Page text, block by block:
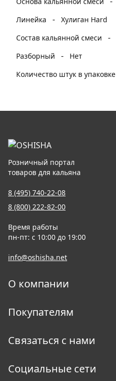
Линейка
- Хулиган Hard
Состав кальянной смеси
-
Разборный
-
Нет
Количество штук в упаковке
Розничный портал
товаров для кальяна
8 (495) 740-22-08
8 (800) 222-82-00
Время работы
пн-пт: с 10:00 до 19:00
info@oshisha.net
О компании
Покупателям
Связаться с нами
Социальные сети